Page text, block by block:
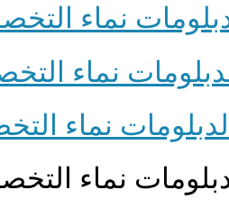
نماء
نماء
نماء
نماء